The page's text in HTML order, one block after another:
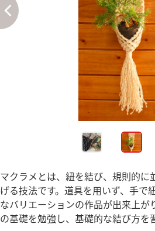
マクラメとは、紐を結び、規則的に
げる技法です。道具を用いず、手で
なバリエーションの作品が出来上が
の基礎を勉強し、基礎的な結び方を